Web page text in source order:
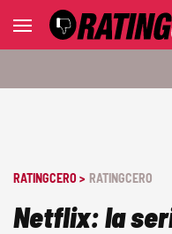
RATINGCERO > RATINGCERO
Netflix: la